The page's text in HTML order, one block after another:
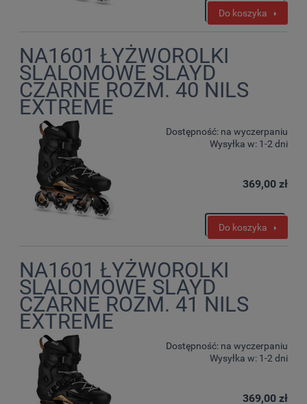
Do koszyka
NA1601 ŁYŻWOROLKI
SLALOMOWE SLAYD
CZARNE ROZM. 40 NILS
EXTREME
Dostępność: na wyczerpaniu
Wysyłka w: 1-2 dni
369,00 zł
Do koszyka
NA1601 ŁYŻWOROLKI
SLALOMOWE SLAYD
CZARNE ROZM. 41 NILS
EXTREME
Dostępność: na wyczerpaniu
Wysyłka w: 1-2 dni
369,00 zł